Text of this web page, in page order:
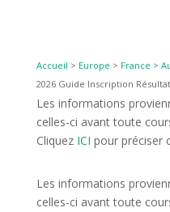
Accueil > Europe > France >
2026 Guide Inscription
Les informations
celles-ci avant toute
Cliquez ICI pour préciser
Les informations
celles-ci avant toute